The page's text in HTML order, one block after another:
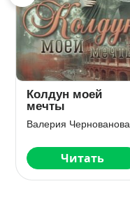
Колдун моей
мечты
Валерия Чернованова
Читать